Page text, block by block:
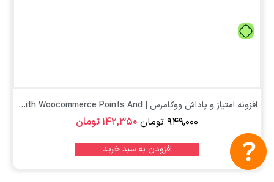
افزونه امتیاز و پاداش ووکامرس | Yith Woocommerce Points And...
۹۴۹,۰۰۰ تومان ۱۴۲,۳۵۰تومان
افزودن به سبد خرید